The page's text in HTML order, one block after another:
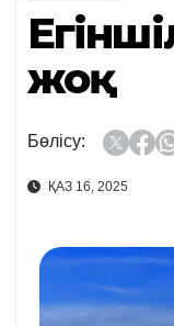
жоқ
Бөлісу:
ҚАЗ 16, 2025